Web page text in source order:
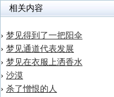
相关内容
› 梦见得到了一把阳伞
› 梦见通道代表发展
› 梦见在衣服上洒香水
› 沙漠
› 杀了憎恨的人